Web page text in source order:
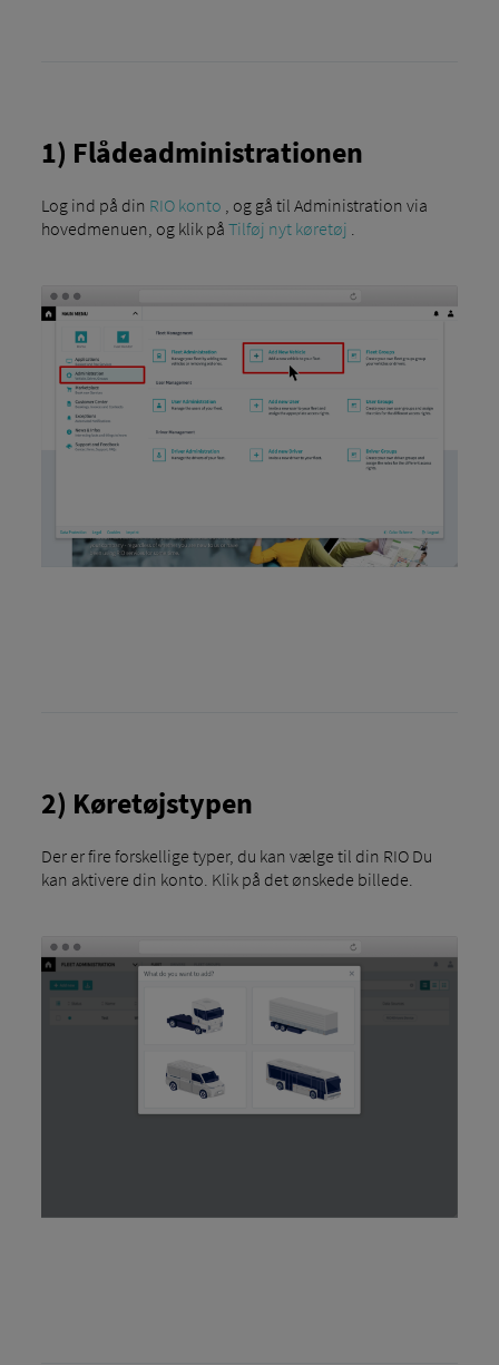
1) Flådeadministrationen
Log ind på din RIO konto , og gå til Administration via
hovedmenuen, og klik på Tilføj nyt køretøj .
2) Køretøjstypen
Der er fire forskellige typer, du kan vælge til din RIO Du
kan aktivere din konto. Klik på det ønskede billede.